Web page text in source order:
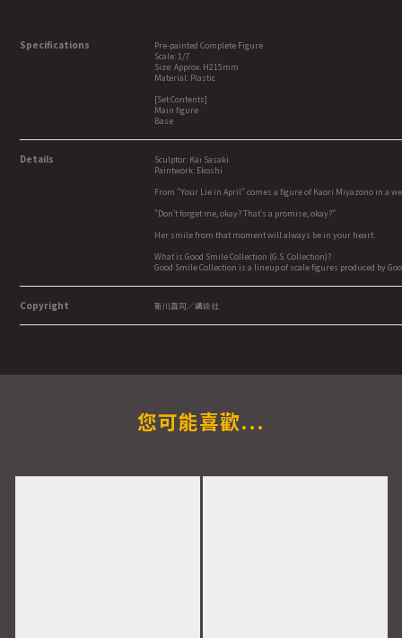
Specifications
Pre-painted Complete Figure
Scale: 1/7
Size: Approx. H215mm
Material: Plastic
[Set Contents]
Main figure
Base
Details
Sculptor: Kai Sasaki
Paintwork: Ekoshi
From "Your Lie in April" comes a figure of Kaori Miyazono in a
"Don't forget me, okay? That's a promise, okay?"
Her smile from that moment will always be in your heart.
What is Good Smile Collection (G.S. Collection)?
Good Smile Collection is a lineup of scale figures produced by
Copyright 新川直司／講談社
您可能喜歡...